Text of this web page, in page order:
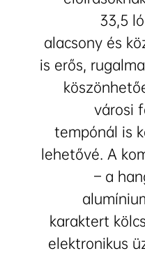
33,5
alacsony és
is erős,
városi
tempónál is
lehetővé. A
– a
karaktert
elektronikus